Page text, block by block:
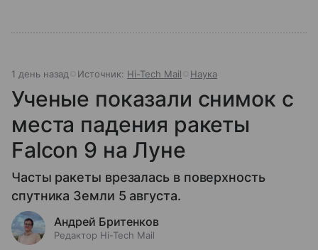
1 день назад Источник: Hi-Tech Mail Наука
Ученые показали снимок с
места падения ракеты
Falcon 9 на Луне
Часты ракеты врезалась в поверхность
спутника Земли 5 августа.
Андрей Бритенков
Редактор Hi-Tech Mail